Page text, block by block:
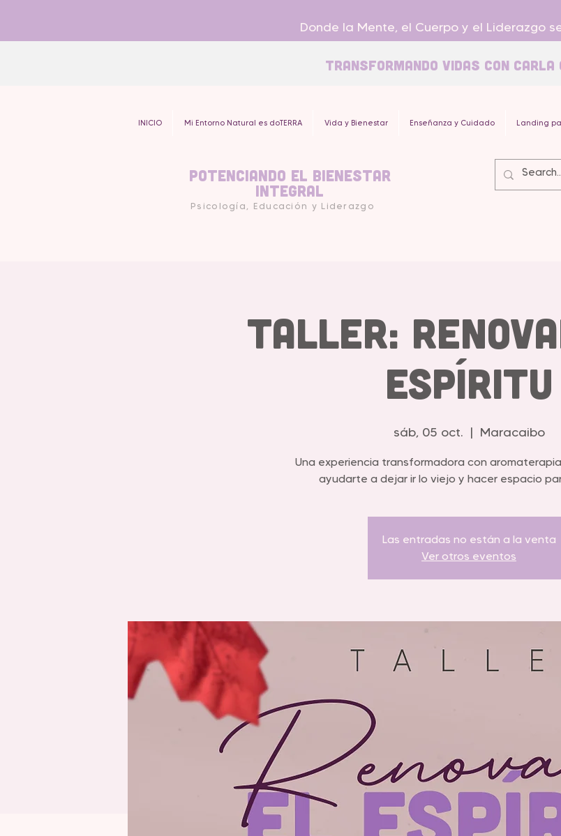
Donde la Mente, el Cuerpo y el Liderazgo
Transformando Vidas con carla
INICIO Mi Entorno Natural es doTERRA Vida y Bienestar Enseñanza y Cuidado Landing
Potenciando el Bienestar
Integral
Psicología, Educación y Liderazgo
Taller:
Espíritu
sáb, 05 oct.
  |
Maracaibo
Una experiencia transformadora con
ayudarte a dejar ir lo viejo y hacer espacio
Las entradas no están a la venta
Ver otros eventos